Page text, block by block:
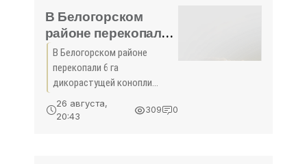
своеобразном
В Белогорском
районе перекопали
6 га дикорастущей
конопли -
«Политика»
В Белогорском районе
перекопали 6 га
дикорастущей конопли
Белогорского района Крыма
26 августа,
20:43
309 0